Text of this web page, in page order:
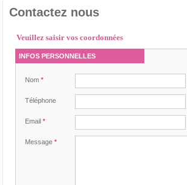
Contactez nous
Veuillez saisir vos coordonnées
INFOS PERSONNELLES
Nom *
Téléphone
Email *
Message *